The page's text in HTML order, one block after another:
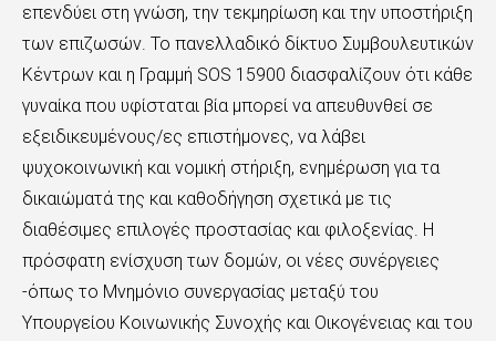
επενδύει στη γνώση, την τεκμηρίωση και την υποστήριξη
των επιζωσών. Το πανελλαδικό δίκτυο Συμβουλευτικών
Κέντρων και η Γραμμή SOS 15900 διασφαλίζουν ότι κάθε
γυναίκα που υφίσταται βία μπορεί να απευθυνθεί σε
εξειδικευμένους/ες επιστήμονες, να λάβει
ψυχοκοινωνική και νομική στήριξη, ενημέρωση για τα
δικαιώματά της και καθοδήγηση σχετικά με τις
διαθέσιμες επιλογές προστασίας και φιλοξενίας. Η
πρόσφατη ενίσχυση των δομών, οι νέες συνέργειες
-όπως το Μνημόνιο συνεργασίας μεταξύ του
Υπουργείου Κοινωνικής Συνοχής και Οικογένειας και του